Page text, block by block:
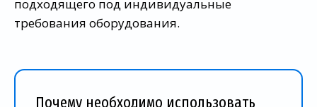
подходящего под индивидуальные
требования оборудования.
Почему необходимо использовать